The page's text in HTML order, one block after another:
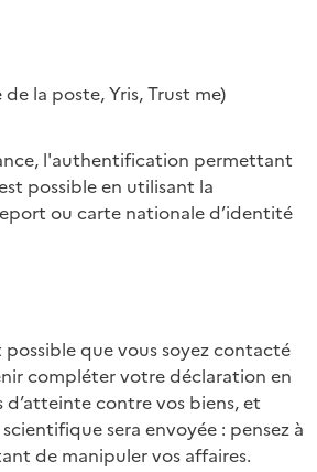
la poste, Yris, Trust me)
l'authentification permettant
possible en utilisant la
ou carte nationale d’identité
que vous soyez contacté
compléter votre déclaration en
d’atteinte contre vos biens, et
sera envoyée : pensez à
de manipuler vos affaires.